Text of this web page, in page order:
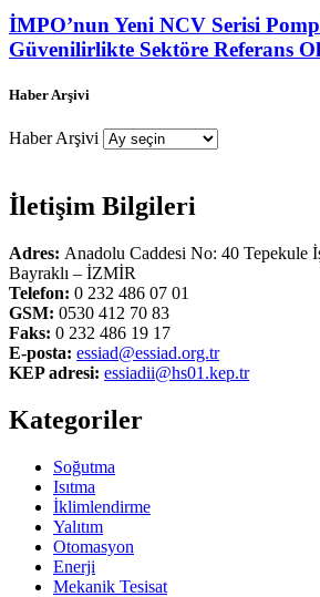
İMPO’nun Yeni NCV Serisi
Güvenilirlikte Sektöre Referans
Haber Arşivi
Haber Arşivi
İletişim Bilgileri
Adres: Anadolu Caddesi No: 40 Tepekule
Bayraklı – İZMİR
Telefon: 0 232 486 07 01
GSM: 0530 412 70 83
Faks: 0 232 486 19 17
E-posta: essiad@essiad.org.tr
KEP adresi: essiadii@hs01.kep.tr
Kategoriler
Soğutma
Isıtma
İklimlendirme
Yalıtım
Otomasyon
Enerji
Mekanik Tesisat